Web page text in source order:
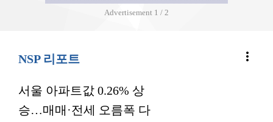
Advertisement 1 / 2
NSP 리포트 more_vert
서울 아파트값 0.26% 상
승…매매·전세 오름폭 다